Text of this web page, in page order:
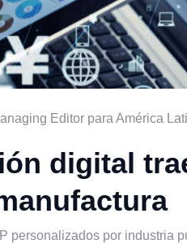
Editor para América
digital
personalizados por industria